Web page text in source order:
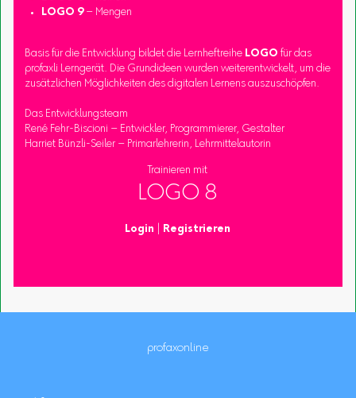
LOGO 9– Mengen
Basis für die Entwicklung bildet die Lernheftreihe LOGO für das
profaxli Lerngerät. Die Grundideen wurden weiterentwickelt, um die
zusätzlichen Möglichkeiten des digitalen Lernens auszuschöpfen.
Das Entwicklungsteam
René Fehr-Biscioni – Entwickler, Programmierer, Gestalter
Harriet Bünzli-Seiler – Primarlehrerin, Lehrmittelautorin
Trainieren mit
LOGO 8
Login Registrieren
profaxonline